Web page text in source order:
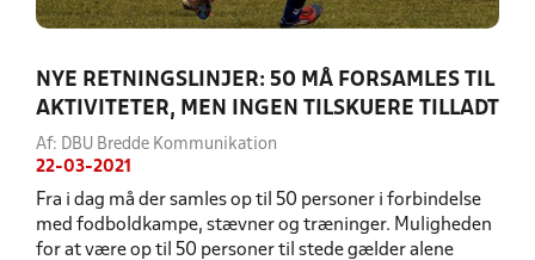
NYE RETNINGSLINJER: 50 MÅ FORSAMLES TIL
AKTIVITETER, MEN INGEN TILSKUERE TILLADT
Af: DBU Bredde Kommunikation
22-03-2021
Fra i dag må der samles op til 50 personer i forbindelse
med fodboldkampe, stævner og træninger. Muligheden
for at være op til 50 personer til stede gælder alene